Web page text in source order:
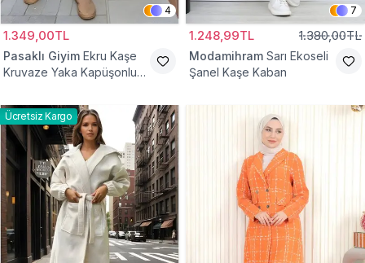
4
1.349,00TL
Pasaklı Giyim Ekru Kaşe
Kruvaze Yaka Kapüşonlu
7
1.248,99TL 1.380,00TL
Modamihram Sarı Ekoseli
Şanel Kaşe Kaban
Ücretsiz Kargo